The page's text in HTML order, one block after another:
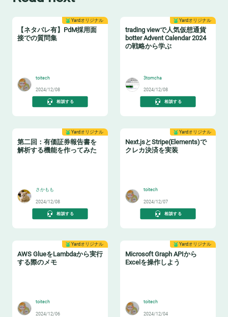
Yardオリジナル
【ネタバレ有】PdM採用面
接での質問集
toitech
2024/12/08
相談する
Yardオリジナル
trading viewで人気仮想通貨
botter Advent Calendar 2024
の戦略から学ぶ
3tomcha
2024/12/08
相談する
Yardオリジナル
第二回：有価証券報告書を
解析する機能を作ってみた
さかもも
2024/12/08
相談する
Yardオリジナル
Next.jsとStripe(Elements)で
クレカ決済を実装
toitech
2024/12/07
相談する
Yardオリジナル
AWS GlueをLambdaから実行
する際のメモ
toitech
2024/12/06
Yardオリジナル
Microsoft Graph APIから
Excelを操作しよう
toitech
2024/12/04